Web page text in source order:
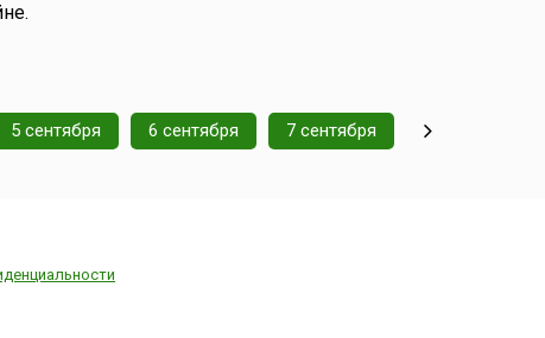
5 сентября 6 сентября 7 сентября